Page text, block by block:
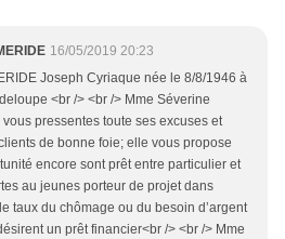
16/05/2019 20:23
Joseph Cyriaque née le 8/8/1946 à
<br /> <br /> Mme Séverine
pressentes toute ses excuses et
de bonne foie; elle vous propose
encore sont prêt entre particulier et
au jeunes porteur de projet dans
taux du chômage ou du besoin d’argent
un prêt financier<br /> <br /> Mme